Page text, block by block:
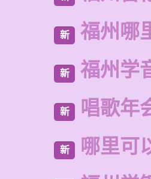
新 福州哪
新 福州学
新 唱歌年
新 哪里可